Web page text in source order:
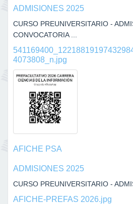
ADMISIONES 2025
CURSO PREUNIVERSITARIO -
CONVOCATORIA ...
4073808_n.jpg
AFICHE PSA
ADMISIONES 2025
CURSO PREUNIVERSITARIO -
AFICHE-PREFAS 2026.jpg